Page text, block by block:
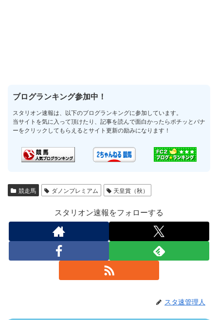
ブログランキング参加中！
スタリオン速報は、以下のブログランキングに参加しています。
当サイトを気に入って頂けたり、記事を読んで面白かったらポチッとバナ
ーをクリックしてもらえるとサイト更新の励みになります！
競走馬 ダノンプレミアム 天皇賞（秋）
スタリオン速報をフォローする
スタ速管理人